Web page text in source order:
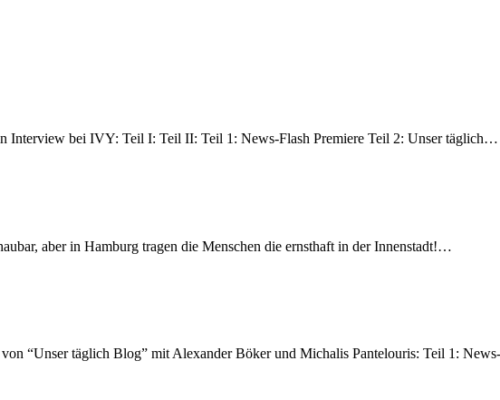
Interview bei IVY: Teil I: Teil II: Teil 1: News-Flash Premiere Teil 2: Unser täglich…
aber in Hamburg tragen die Menschen die ernsthaft in der Innenstadt!…
“Unser täglich Blog” mit Alexander Böker und Michalis Pantelouris: Teil 1: